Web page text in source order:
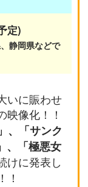
定)
静岡県などで
いに賑わせ
映像化！！
、「サンク
、「極悪女
けに発表し
！